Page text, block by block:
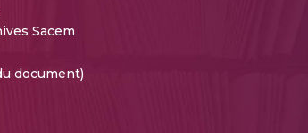
Sacem
document)